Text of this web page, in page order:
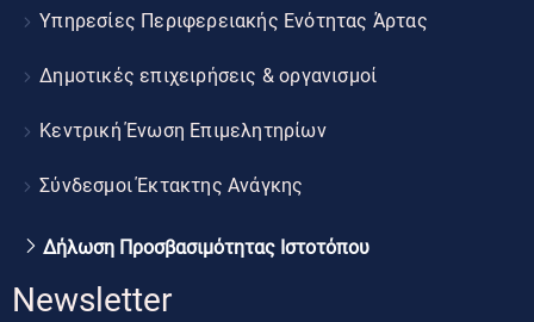
Υπηρεσίες Περιφερειακής Ενότητας Άρτας
Δημοτικές επιχειρήσεις & οργανισμοί
Κεντρική Ένωση Επιμελητηρίων
Σύνδεσμοι Έκτακτης Ανάγκης
Δήλωση Προσβασιμότητας Ιστοτόπου
Newsletter